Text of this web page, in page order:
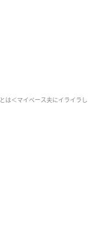
は＜マイペース夫にイライラし